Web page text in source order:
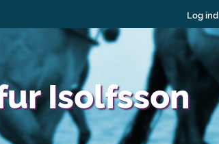
Log ind
Isolfsson